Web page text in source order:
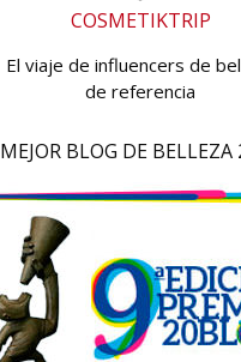
COSMETIKTRIP
El viaje de influencers de
de referencia
MEJOR BLOG DE BELLEZA